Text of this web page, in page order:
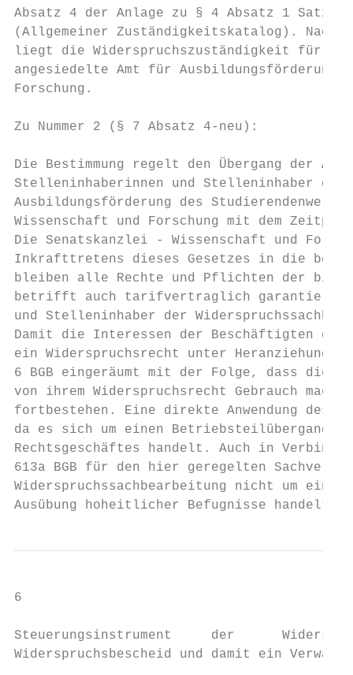
Absatz 4 der Anlage zu § 4 Absatz 1 Satz 1
(Allgemeiner Zuständigkeitskatalog). Nach
liegt die Widerspruchszuständigkeit für
angesiedelte Amt für Ausbildungsförderung
Forschung.
Zu Nummer 2 (§ 7 Absatz 4-neu):
Die Bestimmung regelt den Übergang der
Stelleninhaberinnen und Stelleninhaber der
Ausbildungsförderung des
Wissenschaft und Forschung mit dem
Die Senatskanzlei - Wissenschaft und
Inkrafttretens dieses Gesetzes in die
bleiben alle Rechte und Pflichten der
betrifft auch tarifvertraglich garantierte
und Stelleninhaber der
Damit die Interessen der Beschäftigten
ein Widerspruchsrecht unter Heranziehung
6 BGB eingeräumt mit der Folge, dass die
von ihrem Widerspruchsrecht Gebrauch
fortbestehen. Eine direkte Anwendung des
da es sich um einen Betriebsteilübergang
Rechtsgeschäftes handelt. Auch in
613a BGB für den hier geregelten
Widerspruchssachbearbeitung nicht um
Ausübung hoheitlicher Befugnisse handelt.
6
Steuerungsinstrument     der
Widerspruchsbescheid und damit ein